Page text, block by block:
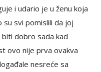
i udario je u ženu koja
su svi pomislili da joj
dobro sada kad
ovo nije prva ovakva
nesreće sa